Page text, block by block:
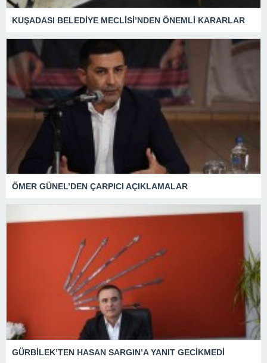
KUŞADASI BELEDİYE MECLİSİ’NDEN ÖNEMLİ KARARLAR
ÖMER GÜNEL’DEN ÇARPICI AÇIKLAMALAR
GÜRBİLEK’TEN HASAN SARGIN’A YANIT GECİKMEDİ